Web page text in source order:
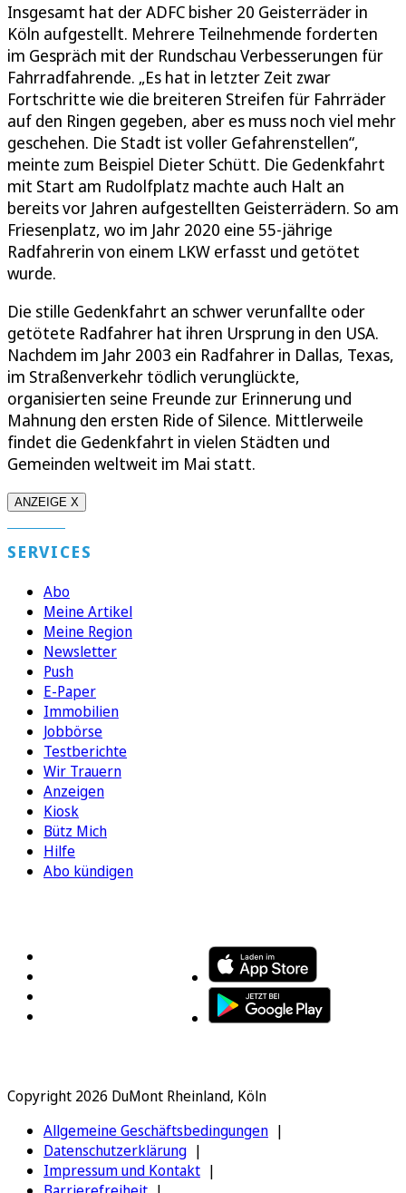
Insgesamt hat der ADFC bisher 20 Geisterräder in
Köln aufgestellt. Mehrere Teilnehmende forderten
im Gespräch mit der Rundschau Verbesserungen für
Fahrradfahrende. „Es hat in letzter Zeit zwar
Fortschritte wie die breiteren Streifen für Fahrräder
auf den Ringen gegeben, aber es muss noch viel mehr
geschehen. Die Stadt ist voller Gefahrenstellen“,
meinte zum Beispiel Dieter Schütt. Die Gedenkfahrt
mit Start am Rudolfplatz machte auch Halt an
bereits vor Jahren aufgestellten Geisterrädern. So am
Friesenplatz, wo im Jahr 2020 eine 55-jährige
Radfahrerin von einem LKW erfasst und getötet
wurde.
Die stille Gedenkfahrt an schwer verunfallte oder
getötete Radfahrer hat ihren Ursprung in den USA.
Nachdem im Jahr 2003 ein Radfahrer in Dallas, Texas,
im Straßenverkehr tödlich verunglückte,
organisierten seine Freunde zur Erinnerung und
Mahnung den ersten Ride of Silence. Mittlerweile
findet die Gedenkfahrt in vielen Städten und
Gemeinden weltweit im Mai statt.
ANZEIGE X
SERVICES
Abo
Meine Artikel
Meine Region
Newsletter
Push
E-Paper
Immobilien
Jobbörse
Testberichte
Wir Trauern
Anzeigen
Kiosk
Bütz Mich
Hilfe
Abo kündigen
Copyright 2026 DuMont Rheinland, Köln
Allgemeine Geschäftsbedingungen
Datenschutzerklärung
Impressum und Kontakt